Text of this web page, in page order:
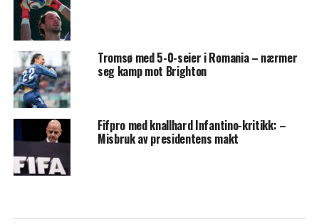
Tromsø med 5-0-seier i Romania – nærmer
seg kamp mot Brighton
Fifpro med knallhard Infantino-kritikk: –
Misbruk av presidentens makt